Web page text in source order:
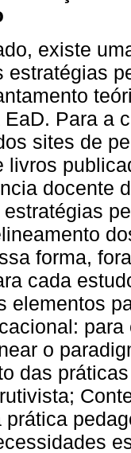
existe
estratégias
Para a
sites de
livros
docente
forma,
cada
elementos
o
das
prática